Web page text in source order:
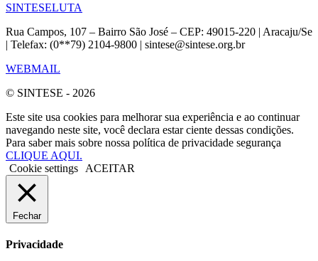
SINTESELUTA
Rua Campos, 107 – Bairro São José – CEP: 49015-220 | Aracaju/Se
| Telefax: (0**79) 2104-9800 | sintese@sintese.org.br
WEBMAIL
© SINTESE - 2026
Este site usa cookies para melhorar sua experiência e ao continuar
navegando neste site, você declara estar ciente dessas condições.
Para saber mais sobre nossa política de privacidade segurança
CLIQUE AQUI.
Cookie settings
ACEITAR
Fechar
Privacidade